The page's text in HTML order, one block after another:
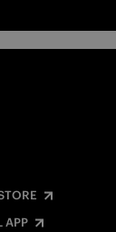
APP